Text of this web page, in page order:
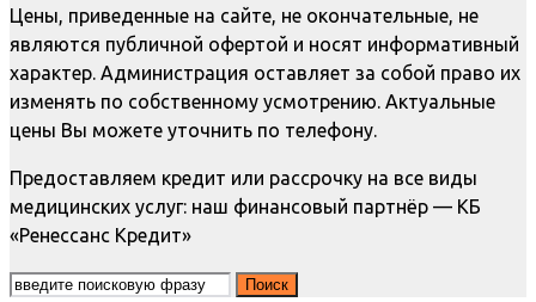
Цены, приведенные на сайте, не окончательные, не
являются публичной офертой и носят информативный
характер. Администрация оставляет за собой право их
изменять по собственному усмотрению. Актуальные
цены Вы можете уточнить по телефону.
Предоставляем кредит или рассрочку на все виды
медицинских услуг: наш финансовый партнёр — КБ
«Ренессанс Кредит»